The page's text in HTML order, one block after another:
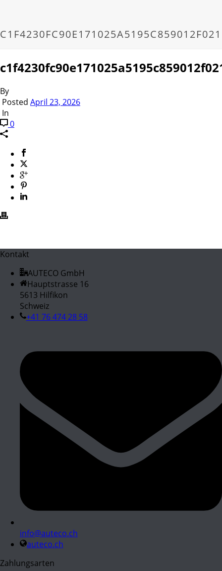
By
Posted April 23, 2026
In
0
Kontakt
AUTECO GmbH
Hauptstrasse 16
5613 Hilfikon
Schweiz
+41 76 474 28 58
info@auteco.ch
auteco.ch
Zahlungsarten